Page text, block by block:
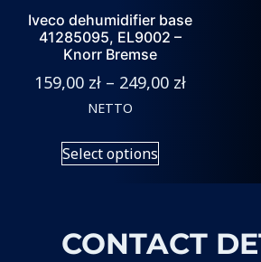
Iveco dehumidifier base
41285095, EL9002 –
Knorr Bremse
159,00 zł – 249,00 zł
NETTO
Select options
CONTACT